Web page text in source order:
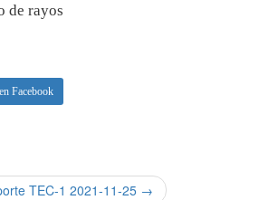
de rayos
Facebook
TEC-1 2021-11-25 →